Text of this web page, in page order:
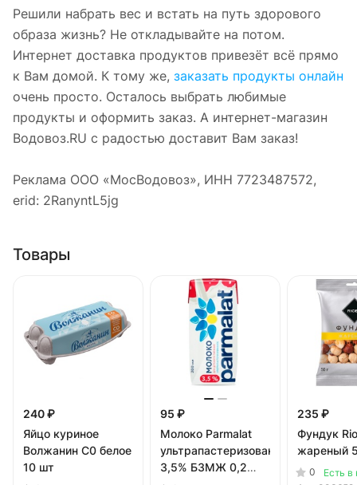
Решили набрать вес и встать на путь здорового
образа жизнь? Не откладывайте на потом.
Интернет доставка продуктов привезёт всё прямо
к Вам домой. К тому же, заказать продукты онлайн
очень просто. Осталось выбрать любимые
продукты и оформить заказ. А интернет-магазин
Водовоз.RU с радостью доставит Вам заказ!
Реклама ООО «МосВодовоз», ИНН 7723487572,
erid: 2RanyntL5jg
Товары
240 ₽
Яйцо куриное
Волжанин С0 белое
10 шт
95 ₽
Молоко Parmalat
ультрапастеризованное
3,5% БЗМЖ 0,2
235 ₽
Фундук
жареный
0
Есть в